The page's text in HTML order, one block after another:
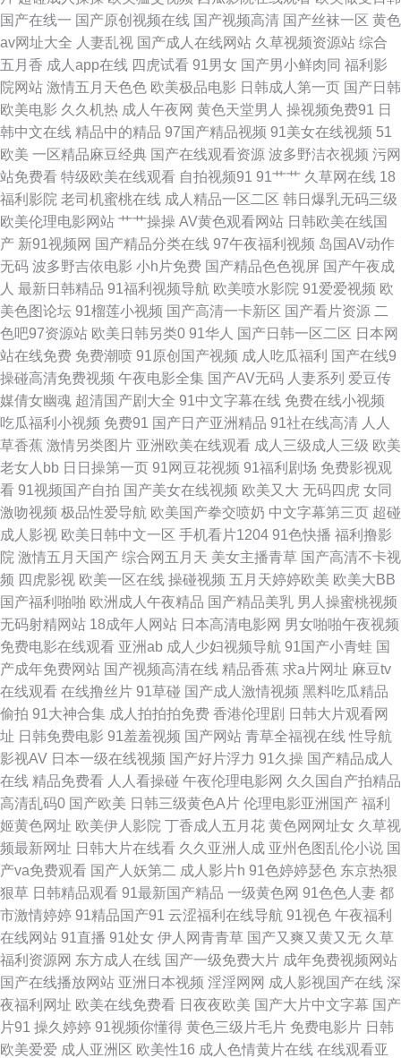
韩中字 日韩旡套 日韩无码 日韩无码高清一区 日韩日韩日韩日韩日 午夜福利
A片 午夜男女 婷婷五月天深爱 五月天婷婷色色 五月美眉被操 亚洲天堂综合
激情 影音先锋AV最新电影 一区二区不卡国产网站 91干逼电影 91看片看 91
看黄 91国产精品熟女在线 91福利社在线观看 91视频在线网站观看 91网址
黄w 91在线白丝 www俺去也 99国产视频 草莓视频入口 成人午夜在线 超碰
精品野泽手机在线 成人尤物在线 高清成人三级网址 国产福利av网 福利a在
线 东京热三级片 成人精品大片在线看 超碰97网 俺来干综合网 WWW色网 A
片黄色视屏 国产三级国产精品自产 精品国产91久久 久久可香 玖玖99影院 久
久素人网 久久人人草97 久草资源日韩精品 九九综合 精品久久aⅰ 91福利导航
大全 91麻豆视屏 亚洲天堂综合激情 国产精品自产久久 韩欧美日久 后入黑丝
在线播放 精品国产成人麻豆 黄色a片男人天堂 麻豆国产作爱91 日本ts人妖自
慰 日韩无码高清无码不卡 日韩无螥 色网址大全亚洲天堂 色四虎影院 四虎精
品久久精品 探花视频网站 1024在线毛片 91色惰网 91亲99 91人妻人人妻人
人 91人妻喷水视频 91视频在线观 91视频免费的 阿V不卡 九色91在线 日韩
亚洲精品中文字幕 伊人AV影院在线观看 91超碰成人导航 91巨乳 91色情影
院 91视频人口 91视频韩国限制级中文 91探花黑丝在线 91网址大全 福利姬
91网站 韩美精品一区二区 黄色ww视频91 免费三级阿片V一二三 欧美一卡二
卡 殴美色AAAA 色呦呦丁香十月 桃色五月 先锋影音色色va 91国产香蕉电影
91视频在 91资源在线 超碰人人97香蕉 福利姬在线自慰喷水 国产精品1 国产
久久闺蜜 国产片1024 国产一23区视频 免费爱爱影院 日本在线不卡啊 少妇
精品一区二区 天天干天天亲天天干 午夜福利爽爽 影音先锋无码专区 91c逼
91成人视频黑丝 91网页在线版 www欧日美韩 丁香花电视剧在线免费 国产传
媒不卡 国产精品无套久久 黄色A片五月天 精品在线超碰久 久久国产精品福
国产在线一 国产原创视频在线 国产视频高清 国产丝袜一区 黄色
av网址大全 人妻乱视 国产成人在线网站 久草视频资源站 综合
五月香 成人app在线 四虎试看 91男女 国产男小鲜肉同 福利影
院网站 激情五月天色色 欧美极品电影 日韩成人第一页 国产日韩
欧美电影 久久机热 成人午夜网 黄色天堂男人 操视频免费91 日
韩中文在线 精品中的精品 97国产精品视频 91美女在线视频 51
欧美 一区精品麻豆经典 国产在线观看资源 波多野洁衣视频 污网
站免费看 特级欧美在线观看 自拍视频91 91艹艹 久草网在线 18
福利影院 老司机蜜桃在线 成人精品一区二区 韩日爆乳无码三级
欧美伦理电影网站 艹艹操操 AV黄色观看网站 日韩欧美在线国
产 新91视频网 国产精品分类在线 97午夜福利视频 岛国AV动作
无码 波多野吉依电影 小h片免费 国产精品色色视屏 国产午夜成
人 最新日韩精品 91福利视频导航 欧美喷水影院 91爱爱视频 欧
美色图论坛 91榴莲小视频 国产高清一卡新区 国产看片资源 二
色吧97资源站 欧美日韩另类0 91华人 国产日韩一区二区 日本网
站在线免费 免费潮喷 91原创国产视频 成人吃瓜福利 国产在线9
操碰高清免费视频 午夜电影全集 国产AV无码 人妻系列 爱豆传
媒倩女幽魂 超清国产剧大全 91中文字幕在线 免费在线小视频
吃瓜福利小视频 免费91 国产日产亚洲精品 91社在线高清 人人
草香蕉 激情另类图片 亚洲欧美在线观看 成人三级成人三级 欧美
老女人bb 日日操第一页 91网豆花视频 91福利剧场 免费影视观
看 91视频国产自拍 国产美女在线视频 欧美又大 无码四虎 女同
激吻视频 极品性爱导航 欧美国产拳交喷奶 中文字幕第三页 超碰
成人影视 欧美日韩中文一区 手机看片1204 91色快播 福利撸影
院 激情五月天国产 综合网五月天 美女主播青草 国产高清不卡视
频 四虎影视 欧美一区在线 操碰视频 五月天婷婷欧美 欧美大BB
国产福利啪啪 欧洲成人午夜精品 国产精品美乳 男人操蜜桃视频
无码射精网站 18成年人网站 日本高清电影网 男女啪啪午夜视频
免费电影在线观看 亚洲ab 成人少妇视频导航 91国产小青蛙 国
产成年免费网站 国产视频高清在线 精品香蕉 求a片网址 麻豆tv
在线观看 在线撸丝片 91草碰 国产成人激情视频 黑料吃瓜精品
偷拍 91大神合集 成人拍拍拍免费 香港伦理剧 日韩大片观看网
址 日韩免费电影 91羞羞视频 国产网站 青草全福视在线 性导航
影视AV 日本一级在线视频 国产好片浮力 91久操 国产精品成人
在线 精品免费看 人人看操碰 午夜伦理电影网 久久国自产拍精品
高清乱码0 国产欧美 日韩三级黄色A片 伦理电影亚洲国产 福利
姬黄色网址 欧美伊人影院 丁香成人五月花 黄色网网址女 久草视
频最新网址 日韩大片在线看 久久亚洲人成 亚州色图乱伦小说 国
产va免费观看 国产人妖第二 成人影片h 91色婷婷瑟色 东京热狠
狠草 日韩精品观看 91最新国产精品 一级黄色网 91色色人妻 都
市激情婷婷 91精品国产91 云涩福利在线导航 91视色 午夜福利
在线网站 91直播 91处女 伊人网青青草 国产又爽又黄又无 久草
福利资源网 东方成人在线 国产一级免费大片 成年免费视频网站
国产在线播放网站 亚洲日本视频 淫淫网网 成人影视国产在线 深
夜福利网址 欧美在线免费看 日夜夜欧美 国产大片中文字幕 国产
片91 操久婷婷 91视频你懂得 黄色三级片毛片 免费电影片 日韩
欧美爱爱 成人亚洲区 欧美性16 成人色情黄片在线 在线观看亚